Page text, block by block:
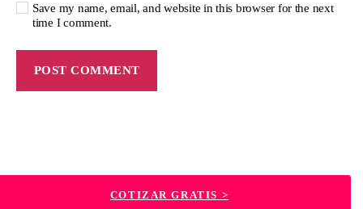
Save my name, email, and website in this browser for the next
time I comment.
COTIZAR GRATIS >